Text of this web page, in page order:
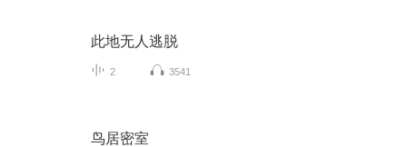
此地无人逃脱
2 3541
鸟居密室